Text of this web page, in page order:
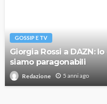
GOSSIP E TV
Giorgia Rossi a DAZN:
siamo paragonabili
Redazione 5 anni ago